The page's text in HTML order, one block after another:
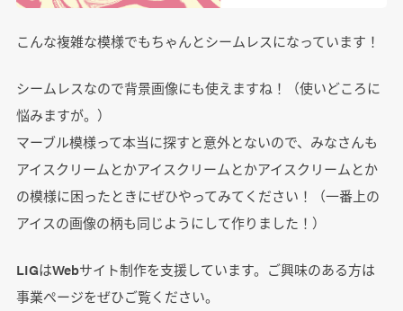
こんな複雑な模様でもちゃんとシームレスになっています！
シームレスなので背景画像にも使えますね！（使いどころに
悩みますが。）
マーブル模様って本当に探すと意外とないので、みなさんも
アイスクリームとかアイスクリームとかアイスクリームとか
の模様に困ったときにぜひやってみてください！（一番上の
アイスの画像の柄も同じようにして作りました！）
LIGはWebサイト制作を支援しています。ご興味のある方は
事業ぺージをぜひご覧ください。